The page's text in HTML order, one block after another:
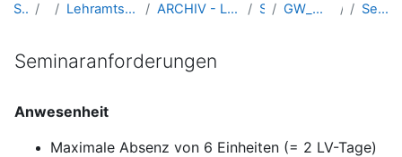
Startseite Kurse Lehramtsausbildung GW im Cluster Österreich Mitte ARCHIV - Lehrveranstaltungen am Standort Linz - seit 2016 SS_2020 GW_Wahlfach_MethodikNMS_2020ss Seminaranforderungen
Seminaranforderungen
Anwesenheit
Maximale Absenz von 6 Einheiten (= 2 LV-Tage)